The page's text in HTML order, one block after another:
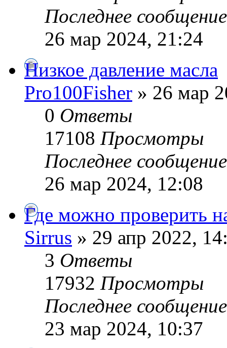
Последнее
26 мар 2024, 21:24
Низкое давление масла
Pro100Fisher » 26 мар
0 Ответы
17108 Просмотры
Последнее
26 мар 2024, 12:08
Где можно проверить
Sirrus » 29 апр 2022,
3 Ответы
17932 Просмотры
Последнее
23 мар 2024, 10:37